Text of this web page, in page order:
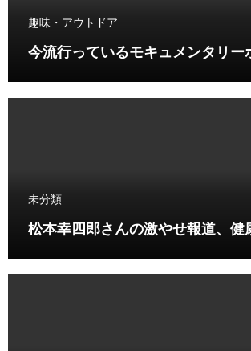
趣味・アウトドア
今流行っているモキュメンタリー
未分類
松本幸四郎さんの激やせ報道、健